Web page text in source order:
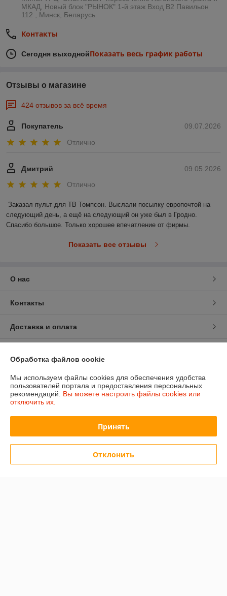
МКАД, Новый блок "РЫНОК" 1-й этаж Вход B2 Павильон
112 , Минск, Беларусь
Контакты
Сегодня выходнойПоказать весь график работы
Отзывы о магазине
424 отзывов за всё время
09.07.2026
Покупатель
Отлично
09.05.2026
Дмитрий
Отлично
Заказал пульт для ТВ Томпсон. Выслали посылку европочтой на
следующий день, а ещё на следующий он уже был в Гродно.
Спасибо большое. Только хорошее впечатление от фирмы.
Показать все отзывы
О нас
Контакты
Доставка и оплата
Полная версия сайта
Политика обработки cookies
Обработка файлов cookie
Мы используем файлы cookies для обеспечения удобства
пользователей портала и предоставления персональных
рекомендаций. Вы можете настроить файлы cookies или
отключить их.
Принять
Отклонить